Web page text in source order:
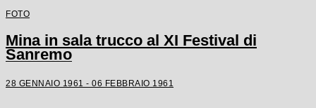
FOTO
Mina in sala trucco al XI Festival di
Sanremo
28 GENNAIO 1961 - 06 FEBBRAIO 1961